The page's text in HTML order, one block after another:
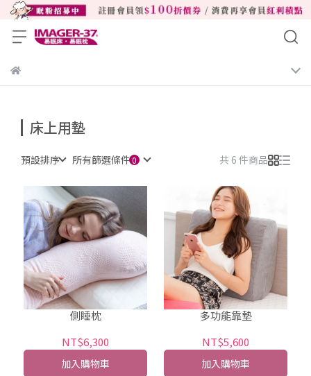
床上用墊
預設排序 所有篩選條件 共 6 件商品
側睡枕
NT$6,300
加入購物車
多功能靠墊
NT$5,600
加入購物車